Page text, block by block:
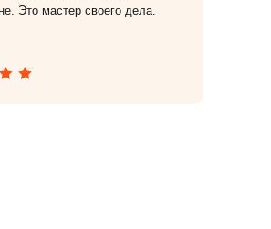
Это мастер своего дела.